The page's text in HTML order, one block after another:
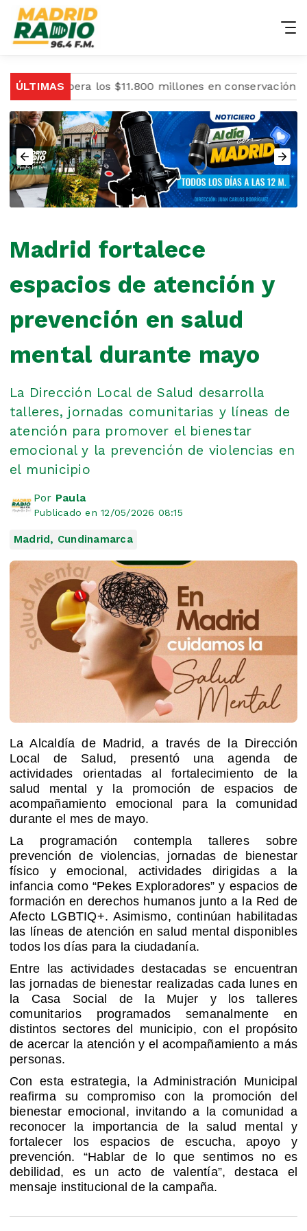
ÚLTIMAS
supera los $11.800 millones en conservación
Madrid fortalece
espacios de atención y
prevención en salud
mental durante mayo
La Dirección Local de Salud desarrolla
talleres, jornadas comunitarias y líneas de
atención para promover el bienestar
emocional y la prevención de violencias en
el municipio
Por Paula
Publicado en 12/05/2026 08:15
Madrid, Cundinamarca
La Alcaldía de Madrid, a través de la Dirección
Local de Salud, presentó una agenda de
actividades orientadas al fortalecimiento de la
salud mental y la promoción de espacios de
acompañamiento emocional para la comunidad
durante el mes de mayo.
La programación contempla talleres sobre
prevención de violencias, jornadas de bienestar
físico y emocional, actividades dirigidas a la
infancia como “Pekes Exploradores” y espacios de
formación en derechos humanos junto a la Red de
Afecto LGBTIQ+. Asimismo, continúan habilitadas
las líneas de atención en salud mental disponibles
todos los días para la ciudadanía.
Entre las actividades destacadas se encuentran
las jornadas de bienestar realizadas cada lunes en
la Casa Social de la Mujer y los talleres
comunitarios programados semanalmente en
distintos sectores del municipio, con el propósito
de acercar la atención y el acompañamiento a más
personas.
Con esta estrategia, la Administración Municipal
reafirma su compromiso con la promoción del
bienestar emocional, invitando a la comunidad a
reconocer la importancia de la salud mental y
fortalecer los espacios de escucha, apoyo y
prevención. “Hablar de lo que sentimos no es
debilidad, es un acto de valentía”, destaca el
mensaje institucional de la campaña.